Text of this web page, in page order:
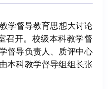
学督导教育思想大讨论
召开。校级本科教学督
督导负责人、质评中心
本科教学督导组组长张